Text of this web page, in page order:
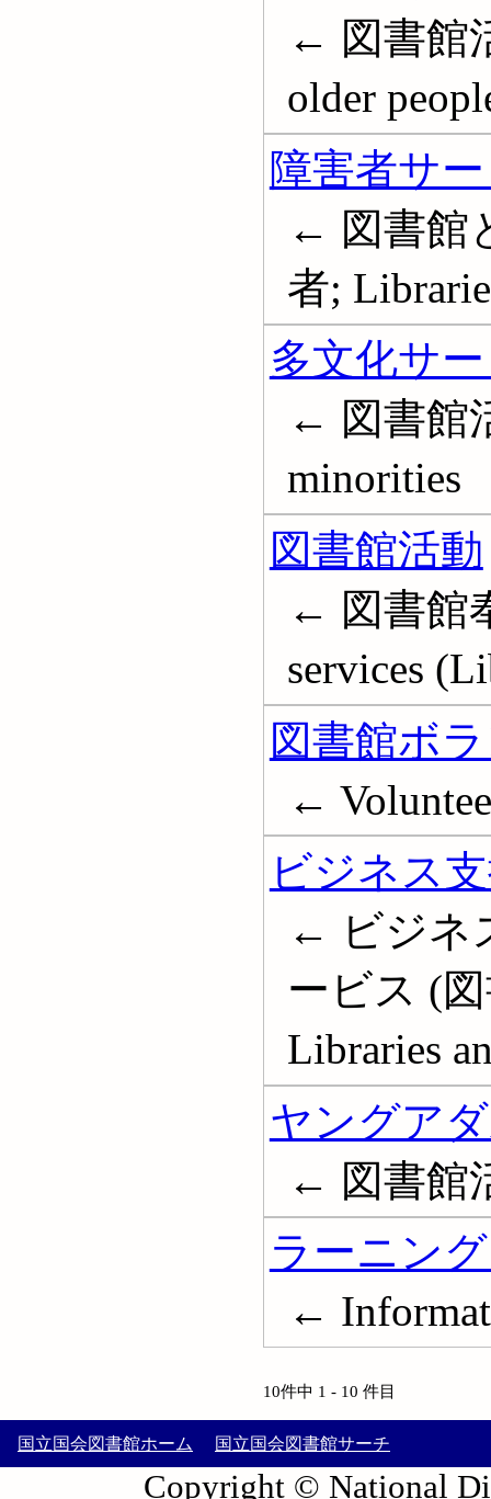
← 図書館
older
障害者サ
← 図書館
者;
多文化サ
← 図書館
minorities
図書館活動
← 図書館
services
図書館ボ
←
ビジネス
← ビジネ
ービス (図
Libraries
ヤングア
← 図書館
ラーニン
←
10件中 1 - 10 件目
国立国会図書館ホーム 国立国会図書館サーチ
Copyright © National